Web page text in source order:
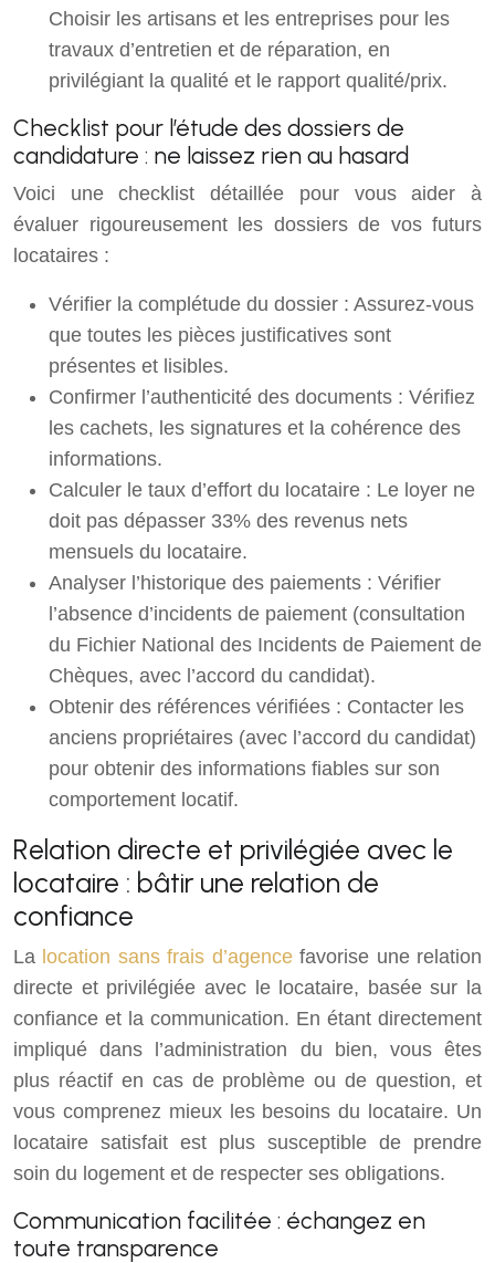
Choisir les artisans et les entreprises pour les
travaux d’entretien et de réparation, en
privilégiant la qualité et le rapport qualité/prix.
Checklist pour l’étude des dossiers de
candidature : ne laissez rien au hasard
Voici une checklist détaillée pour vous aider à
évaluer rigoureusement les dossiers de vos futurs
locataires :
Vérifier la complétude du dossier : Assurez-vous
que toutes les pièces justificatives sont
présentes et lisibles.
Confirmer l’authenticité des documents : Vérifiez
les cachets, les signatures et la cohérence des
informations.
Calculer le taux d’effort du locataire : Le loyer ne
doit pas dépasser 33% des revenus nets
mensuels du locataire.
Analyser l’historique des paiements : Vérifier
l’absence d’incidents de paiement (consultation
du Fichier National des Incidents de Paiement de
Chèques, avec l’accord du candidat).
Obtenir des références vérifiées : Contacter les
anciens propriétaires (avec l’accord du candidat)
pour obtenir des informations fiables sur son
comportement locatif.
Relation directe et privilégiée avec le
locataire : bâtir une relation de
confiance
La location sans frais d’agencefavorise une relation
directe et privilégiée avec le locataire, basée sur la
confiance et la communication. En étant directement
impliqué dans l’administration du bien, vous êtes
plus réactif en cas de problème ou de question, et
vous comprenez mieux les besoins du locataire. Un
locataire satisfait est plus susceptible de prendre
soin du logement et de respecter ses obligations.
Communication facilitée : échangez en
toute transparence